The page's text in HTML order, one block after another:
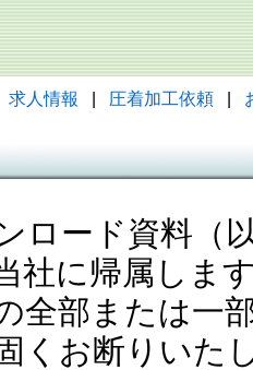
求人情報 圧着加工依頼
ロード資料（
社に帰属しま
全部または一
くお断りいた